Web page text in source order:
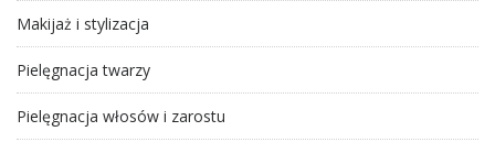
Makijaż i stylizacja
Pielęgnacja twarzy
Pielęgnacja włosów i zarostu